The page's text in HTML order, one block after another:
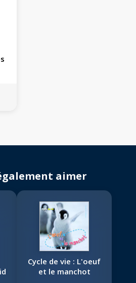
aimer
Cycle de vie : L'oeuf
et le manchot